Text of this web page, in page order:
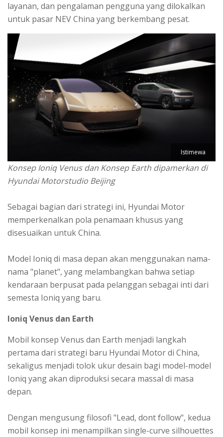
layanan, dan pengalaman pengguna yang dilokalkan
untuk pasar NEV China yang berkembang pesat.
Istimewa
Konsep Ioniq Venus dan Konsep Earth dipamerkan di
Hyundai Motorstudio Beijing
Sebagai bagian dari strategi ini, Hyundai Motor
memperkenalkan pola penamaan khusus yang
disesuaikan untuk China.
Model Ioniq di masa depan akan menggunakan nama-
nama "planet", yang melambangkan bahwa setiap
kendaraan berpusat pada pelanggan sebagai inti dari
semesta Ioniq yang baru.
Ioniq Venus dan Earth
Mobil konsep Venus dan Earth menjadi langkah
pertama dari strategi baru Hyundai Motor di China,
sekaligus menjadi tolok ukur desain bagi model-model
Ioniq yang akan diproduksi secara massal di masa
depan.
Dengan mengusung filosofi "Lead, dont follow", kedua
mobil konsep ini menampilkan single-curve silhouettes